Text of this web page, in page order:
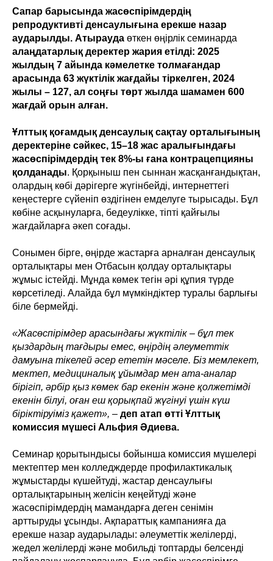
Сапар барысында жасөспірімдердің
репродуктивті денсаулығына ерекше назар
аударылды. Атырауда өткен өңірлік семинарда
алаңдатарлық деректер жария етілді: 2025
жылдың 7 айында кәмелетке толмағандар
арасында 63 жүктілік жағдайы тіркелген, 2024
жылы – 127, ал соңғы төрт жылда шамамен 600
жағдай орын алған.
Ұлттық қоғамдық денсаулық сақтау орталығының
деректеріне сәйкес, 15–18 жас аралығындағы
жасөспірімдердің тек 8%-ы ғана контрацепцияны
қолданады. Қорқыныш пен сыннан жасқанғандықтан,
олардың көбі дәрігерге жүгінбейді, интернеттегі
кеңестерге сүйеніп өздігінен емделуге тырысады. Бұл
көбіне асқынуларға, бедеулікке, тіпті қайғылы
жағдайларға әкеп соғады.
Сонымен бірге, өңірде жастарға арналған денсаулық
орталықтары мен Отбасын қолдау орталықтары
жұмыс істейді. Мұнда көмек тегін әрі құпия түрде
көрсетіледі. Алайда бұл мүмкіндіктер туралы барлығы
біле бермейді.
«Жасөспірімдер арасындағы жүктілік – бұл тек
қыздардың тағдыры емес, өңірдің әлеуметтік
дамуына тікелей әсер ететін мәселе. Біз мемлекет,
мектеп, медициналық ұйымдар мен ата-аналар
бірігіп, әрбір қыз көмек бар екенін және қолжетімді
екенін білуі, оған еш қорықпай жүгінуі үшін күш
біріктіруіміз қажет», – деп атап өтті Ұлттық
комиссия мүшесі Альфия Әдиева.
Семинар қорытындысы бойынша комиссия мүшелері
мектептер мен колледждерде профилактикалық
жұмыстарды күшейтуді, жастар денсаулығы
орталықтарының желісін кеңейтуді және
жасөспірімдердің мамандарға деген сенімін
арттыруды ұсынды. Ақпараттық кампанияға да
ерекше назар аударылады: әлеуметтік желілерді,
жедел желілерді және мобильді топтарды белсенді